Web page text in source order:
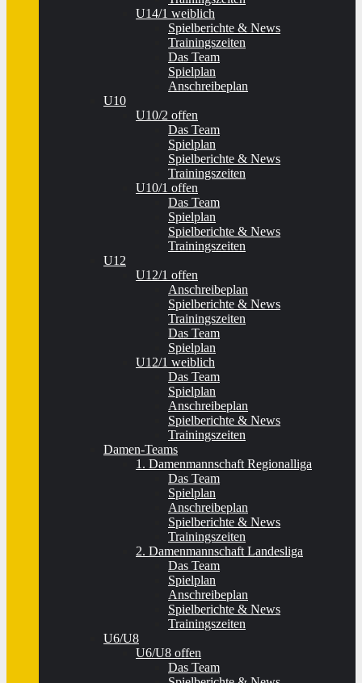
U14/1 weiblich
Spielberichte & News
Trainingszeiten
Das Team
Spielplan
Anschreibeplan
U10
U10/2 offen
Das Team
Spielplan
Spielberichte & News
Trainingszeiten
U10/1 offen
Das Team
Spielplan
Spielberichte & News
Trainingszeiten
U12
U12/1 offen
Anschreibeplan
Spielberichte & News
Trainingszeiten
Das Team
Spielplan
U12/1 weiblich
Das Team
Spielplan
Anschreibeplan
Spielberichte & News
Trainingszeiten
Damen-Teams
1. Damenmannschaft Regionalliga
Das Team
Spielplan
Anschreibeplan
Spielberichte & News
Trainingszeiten
2. Damenmannschaft Landesliga
Das Team
Spielplan
Anschreibeplan
Spielberichte & News
Trainingszeiten
U6/U8
U6/U8 offen
Das Team